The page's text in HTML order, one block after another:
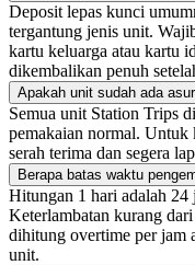
Deposit lepas kunci
tergantung jenis unit.
kartu keluarga atau kartu
dikembalikan penuh
Apakah unit sudah ada
Semua unit Station Trips
pemakaian normal. Untuk
serah terima dan segera
Berapa batas waktu
Hitungan 1 hari adalah 24
Keterlambatan kurang
dihitung overtime per jam
unit.